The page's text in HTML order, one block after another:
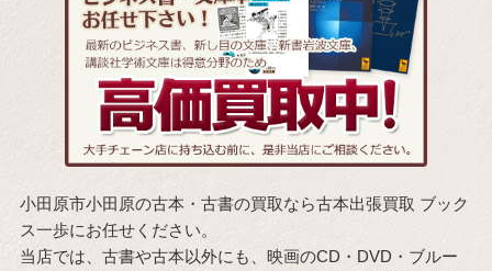
小田原市小田原の古本・古書の買取なら古本出張買取 ブック
ス一歩にお任せください。
当店では、古書や古本以外にも、映画のCD・DVD・ブルー